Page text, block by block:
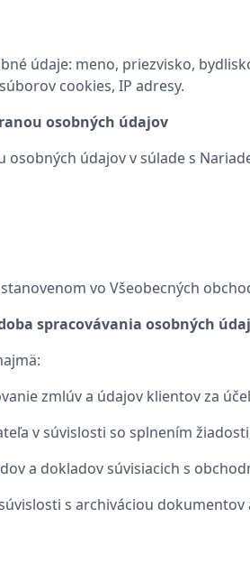
údaje: meno, priezvisko,
cookies, IP adresy.
osobných údajov
údajov v súlade s
vo Všeobecných
spracovávania osobných
zmlúv a údajov klientov za
v súvislosti so splnením
a dokladov súvisiacich s
s archiváciou